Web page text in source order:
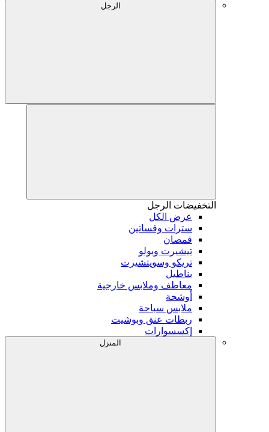
الرجل
التخفيضات الرجل
عرض الكل
سترات وفساتين
قمصان
تيشيرت وبولو
تريكو وسويتشيرت
بناطيل
معاطف وملابس خارجية
أوشحة
ملابس سباحة
ربطات عنق وبوشيت
إكسسوارات
المنزل